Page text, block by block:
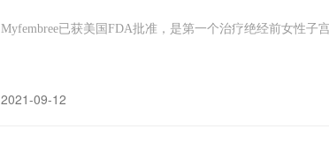
Myfembree已获美国FDA批准，是第一个治疗绝经前女性子
2021-09-12